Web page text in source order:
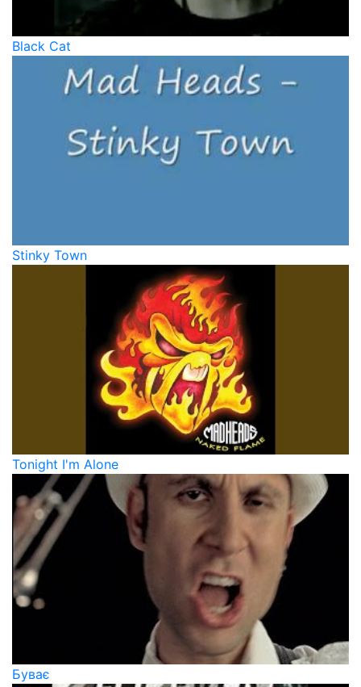
Black Cat
Stinky Town
Tonight I'm Alone
Буває